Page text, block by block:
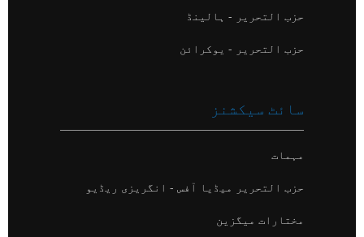
حزب التحریر - ہالینڈ
حزب التحریر - یوکرائن
سائٹ سیکشنز
مہمات
حزب التحریر میڈیا آفس - انگریزی ریڈیو
مختارات میگزین